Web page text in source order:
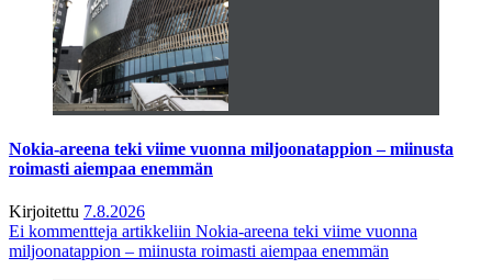
Nokia-areena teki viime vuonna miljoonatappion – miinusta
roimasti aiempaa enemmän
Kirjoitettu 7.8.2026
Ei kommentteja artikkeliin Nokia-areena teki viime vuonna
miljoonatappion – miinusta roimasti aiempaa enemmän